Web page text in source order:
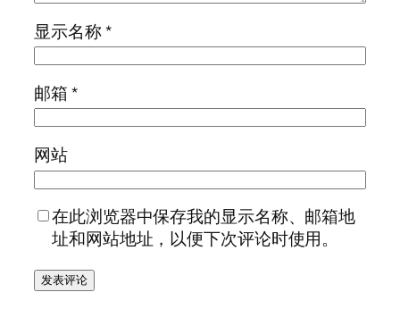
显示名称*
邮箱*
网站
在此浏览器中保存我的显示名称、邮箱地
址和网站地址，以便下次评论时使用。